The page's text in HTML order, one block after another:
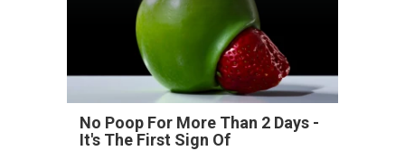
No Poop For More Than 2 Days -
It's The First Sign Of